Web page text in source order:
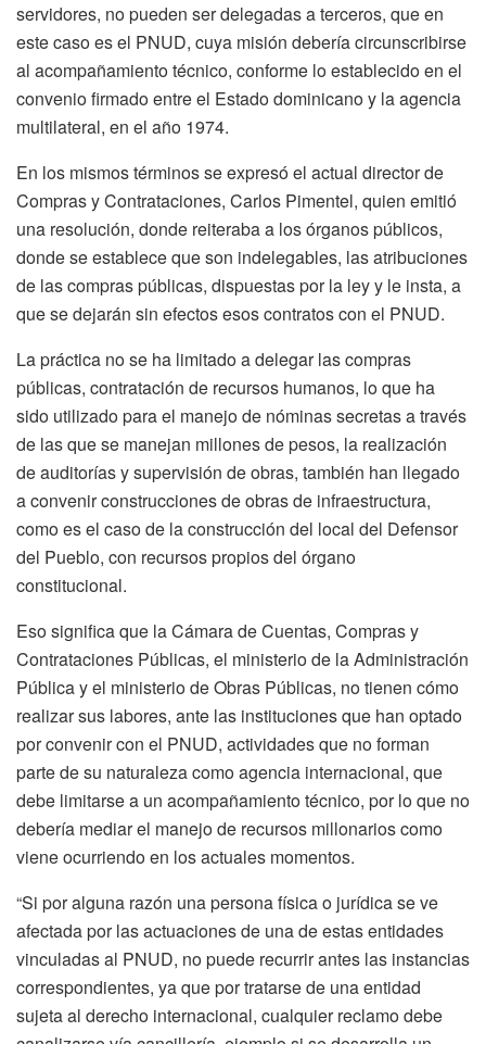
servidores, no pueden ser delegadas a terceros, que en
este caso es el PNUD, cuya misión debería circunscribirse
al acompañamiento técnico, conforme lo establecido en el
convenio firmado entre el Estado dominicano y la agencia
multilateral, en el año 1974.
En los mismos términos se expresó el actual director de
Compras y Contrataciones, Carlos Pimentel, quien emitió
una resolución, donde reiteraba a los órganos públicos,
donde se establece que son indelegables, las atribuciones
de las compras públicas, dispuestas por la ley y le insta, a
que se dejarán sin efectos esos contratos con el PNUD.
La práctica no se ha limitado a delegar las compras
públicas, contratación de recursos humanos, lo que ha
sido utilizado para el manejo de nóminas secretas a través
de las que se manejan millones de pesos, la realización
de auditorías y supervisión de obras, también han llegado
a convenir construcciones de obras de infraestructura,
como es el caso de la construcción del local del Defensor
del Pueblo, con recursos propios del órgano
constitucional.
Eso significa que la Cámara de Cuentas, Compras y
Contrataciones Públicas, el ministerio de la Administración
Pública y el ministerio de Obras Públicas, no tienen cómo
realizar sus labores, ante las instituciones que han optado
por convenir con el PNUD, actividades que no forman
parte de su naturaleza como agencia internacional, que
debe limitarse a un acompañamiento técnico, por lo que no
debería mediar el manejo de recursos millonarios como
viene ocurriendo en los actuales momentos.
“Si por alguna razón una persona física o jurídica se ve
afectada por las actuaciones de una de estas entidades
vinculadas al PNUD, no puede recurrir antes las instancias
correspondientes, ya que por tratarse de una entidad
sujeta al derecho internacional, cualquier reclamo debe